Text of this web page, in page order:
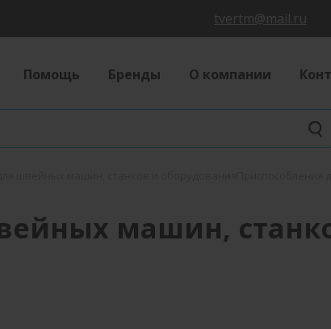
tvertm@mail.ru
Помощь Бренды О компании
машин,